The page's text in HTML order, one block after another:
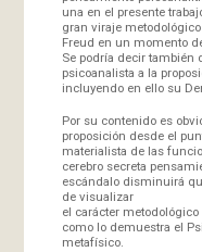
una en el presente
gran viraje
Freud en un momento
Se podría decir también
psicoanalista a la
incluyendo en ello su
Por su contenido es
proposición desde el
materialista de las
cerebro secreta
escándalo disminuirá
de visualizar
el carácter
como lo demuestra el
metafísico.